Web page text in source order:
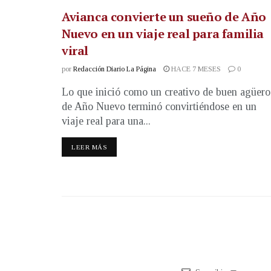
Avianca convierte un sueño de Año
Nuevo en un viaje real para familia
viral
por Redacción Diario La Página HACE 7 MESES 0
Lo que inició como un creativo de buen agüero
de Año Nuevo terminó convirtiéndose en un
viaje real para una...
LEER MÁS